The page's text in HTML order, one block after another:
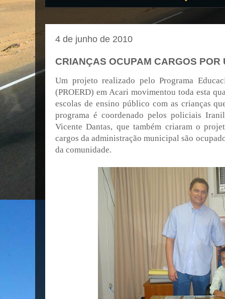
4 de junho de 2010
CRIANÇAS OCUPAM CARGOS POR
Um projeto realizado pelo Programa
(PROERD) em Acari movimentou toda esta
escolas de ensino público com as crianças
programa é coordenado pelos policiais
Vicente Dantas, que também criaram o
cargos da administração municipal são
da comunidade.